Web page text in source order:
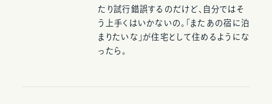
たり試行錯誤するのだけど、自分ではそ
う上手くはいかないの。「またあの宿に泊
まりたいな」が住宅として住めるようにな
ったら。